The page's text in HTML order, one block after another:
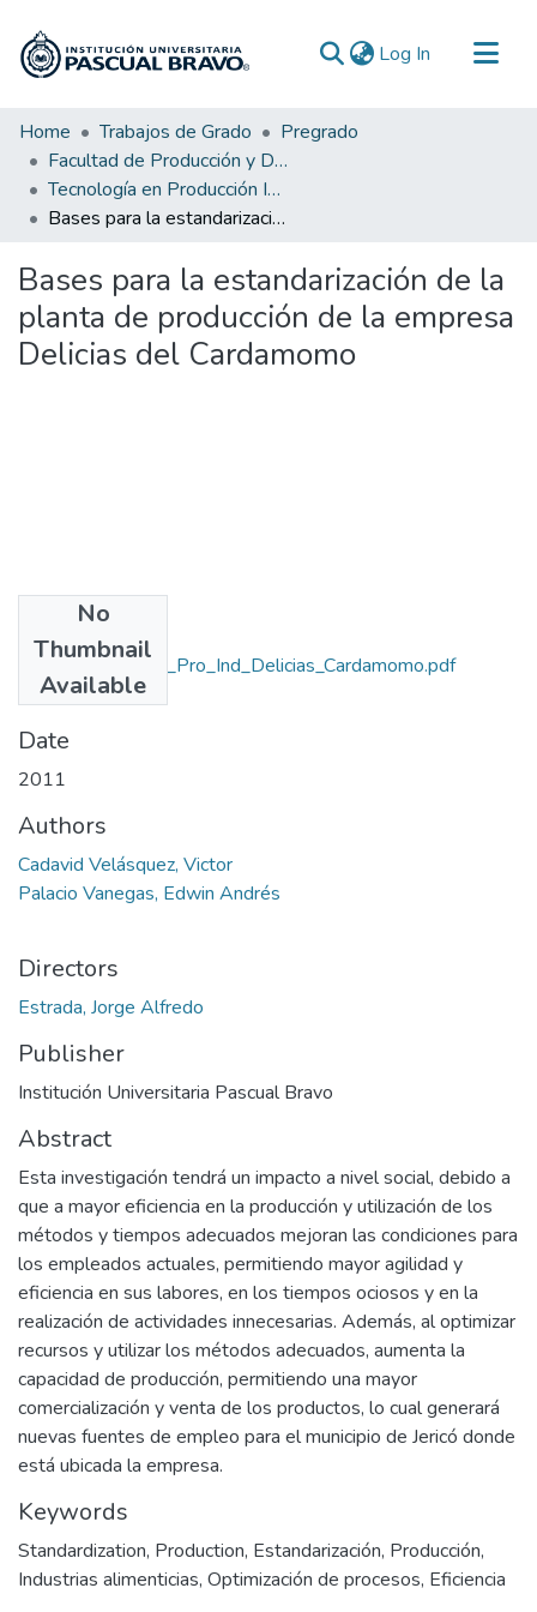
Log In (current)
Communities & Collections
All of DSpace
Statistics
Home Trabajos de Grado
Pregrado
Facultad de Producción y Diseño
Tecnología en Producción Industrial
Bases para la estandarización de la planta de producción de la empresa Delicias del Cardamomo
Bases para la estandarización de la
planta de producción de la empresa
Delicias del Cardamomo
No
Thumbnail
Available
Rep_IUPB_Tec_Pro_Ind_Delicias_Cardamomo.pdf
(715.99 KB)
Date
2011
Authors
Cadavid Velásquez, Victor
Palacio Vanegas, Edwin Andrés
Directors
Estrada, Jorge Alfredo
Publisher
Institución Universitaria Pascual Bravo
Abstract
Esta investigación tendrá un impacto a nivel social, debido a
que a mayor eficiencia en la producción y utilización de los
métodos y tiempos adecuados mejoran las condiciones para
los empleados actuales, permitiendo mayor agilidad y
eficiencia en sus labores, en los tiempos ociosos y en la
realización de actividades innecesarias. Además, al optimizar
recursos y utilizar los métodos adecuados, aumenta la
capacidad de producción, permitiendo una mayor
comercialización y venta de los productos, lo cual generará
nuevas fuentes de empleo para el municipio de Jericó donde
está ubicada la empresa.
Keywords
Standardization, Production, Estandarización, Producción,
Industrias alimenticias, Optimización de procesos, Eficiencia